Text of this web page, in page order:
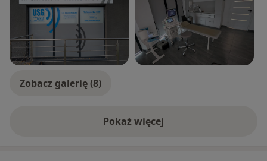
Zobacz galerię (8)
Pokaż więcejo doświadczeniu